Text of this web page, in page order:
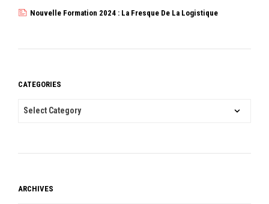
Nouvelle Formation 2024 : La Fresque De La Logistique
CATEGORIES
CATEGORIES
ARCHIVES